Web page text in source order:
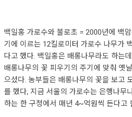
백일홍 가로수와 불로초 = 2000년에 백
기에 이르는 12킬로미터 가로수 나무가
다고 했다. 백일홍은 배롱나무라도 하는
배롱나무의 꽃 피우기의 주기에 맞춰 옛
으셨다. 농부들은 배롱나무의 꽃을 보고
를 했다, 지금 서울의 가로수는 은행나무
하는 한 구청에서 매년 4~억원씩 든다고